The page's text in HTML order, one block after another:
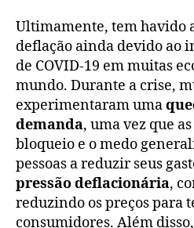
Ultimamente, tem havido
deflação ainda devido ao
de COVID-19 em muitas
mundo. Durante a crise,
experimentaram uma
demanda, uma vez que
bloqueio e o medo
pessoas a reduzir seus
pressão deflacionária,
reduzindo os preços para
consumidores. Além